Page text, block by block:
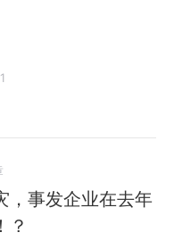
，事发企业在去年
？